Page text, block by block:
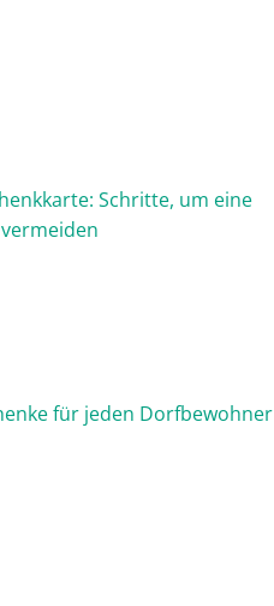
Schritte, um eine
für jeden Dorfbewohner